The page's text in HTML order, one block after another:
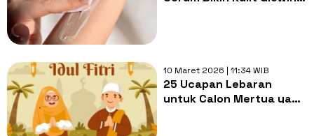
10 Maret 2026 | 11:34 WIB
25 Ucapan Lebaran
untuk Calon Mertua yang